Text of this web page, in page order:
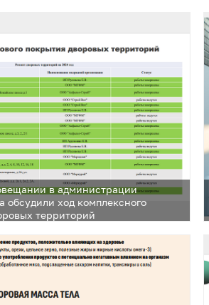
в администрации
обсудили ход комплексного
территорий